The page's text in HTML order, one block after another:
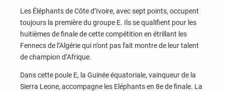
Les Éléphants de Côte d’Ivoire, avec sept points, occupent
toujours la première du groupe E. Ils se qualifient pour les
huitièmes de finale de cette compétition en étrillant les
Fennecs de l’Algérie qui n’ont pas fait montre de leur talent
de champion d’Afrique.
Dans cette poule E, la Guinée équatoriale, vainqueur de la
Sierra Leone, accompagne les Eléphants en 8e de finale. La